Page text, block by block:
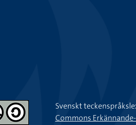
Svenskt
Commons